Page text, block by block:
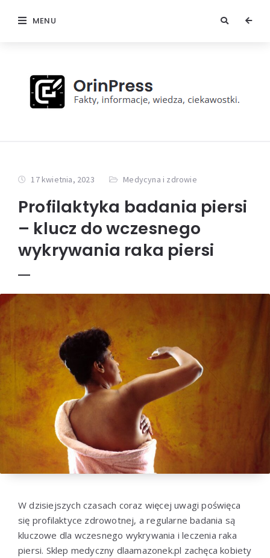
MENU
17 kwietnia, 2023 Medycyna i zdrowie
Profilaktyka badania piersi
– klucz do wczesnego
wykrywania raka piersi
W dzisiejszych czasach coraz więcej uwagi poświęca
się profilaktyce zdrowotnej, a regularne badania są
kluczowe dla wczesnego wykrywania i leczenia raka
piersi. Sklep medyczny dlaamazonek.pl zachęca kobiety